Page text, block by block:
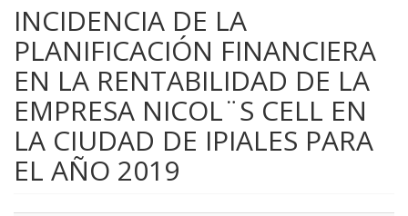
INCIDENCIA DE LA
PLANIFICACIÓN FINANCIERA
EN LA RENTABILIDAD DE LA
EMPRESA NICOL¨S CELL EN
LA CIUDAD DE IPIALES PARA
EL AÑO 2019